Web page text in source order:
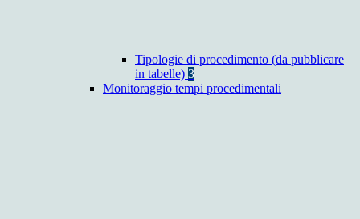
Tipologie di procedimento (da pubblicare
in tabelle) 3
Monitoraggio tempi procedimentali